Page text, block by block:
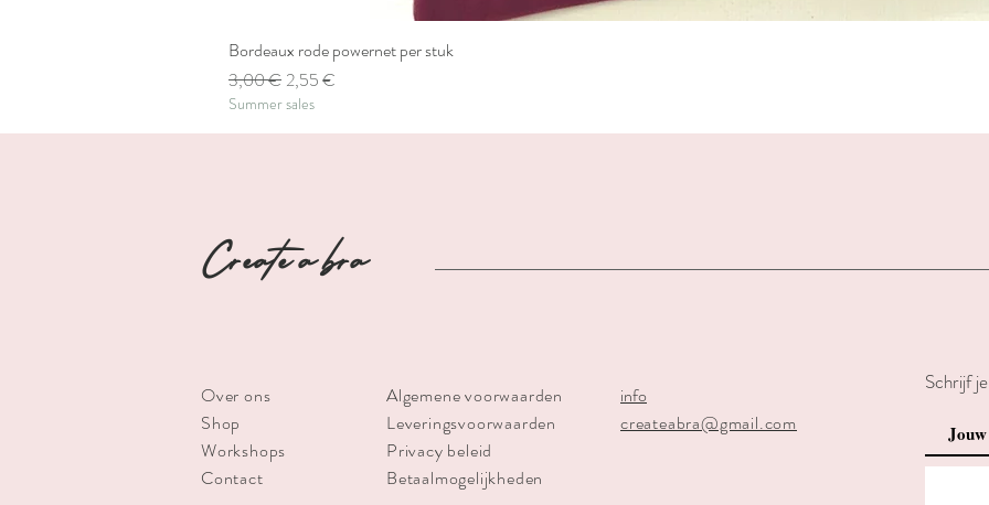
Bordeaux rode powernet per stuk
Standardpreis
3,00 € Sale-Preis
2,55 €
Summer sales
Create a bra
Over ons
Shop
Workshops
Contact
Algemene voorwaarden
Leveringsvoorwaarden
Privacy beleid
Betaalmogelijkheden
info
createabra@gmail.com
Schrijf